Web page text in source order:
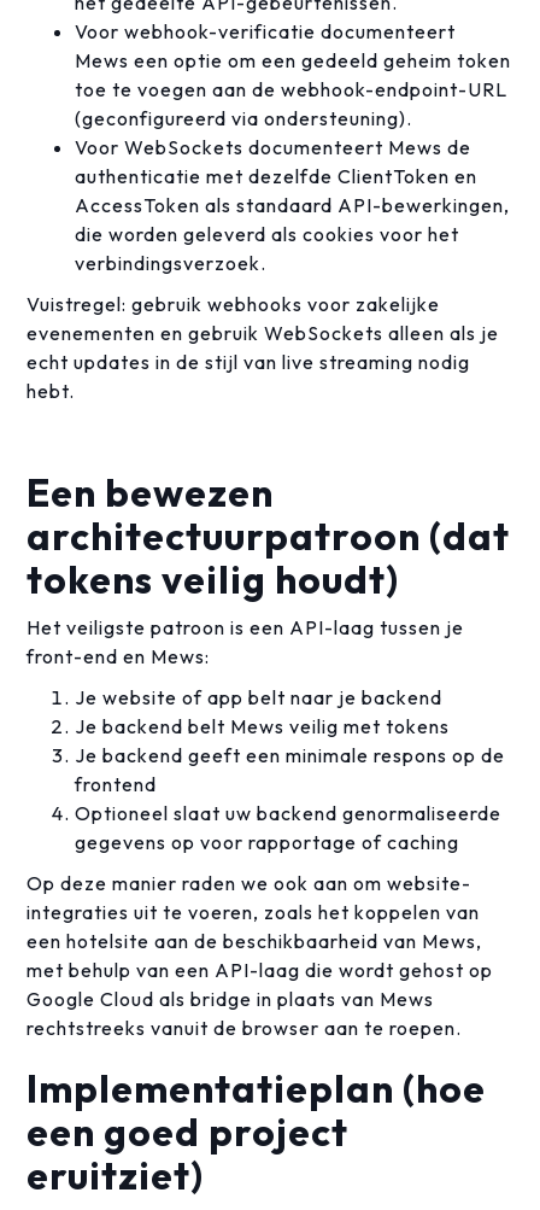
Voor webhook-verificatie documenteert
Mews een optie om een gedeeld geheim token
toe te voegen aan de webhook-endpoint-URL
(geconfigureerd via ondersteuning).
Voor WebSockets documenteert Mews de
authenticatie met dezelfde ClientToken en
AccessToken als standaard API-bewerkingen,
die worden geleverd als cookies voor het
verbindingsverzoek.
Vuistregel: gebruik webhooks voor zakelijke
evenementen en gebruik WebSockets alleen als je
echt updates in de stijl van live streaming nodig
hebt.
Een bewezen
architectuurpatroon (dat
tokens veilig houdt)
Het veiligste patroon is een API-laag tussen je
front-end en Mews:
Je website of app belt naar je backend
Je backend belt Mews veilig met tokens
Je backend geeft een minimale respons op de
frontend
Optioneel slaat uw backend genormaliseerde
gegevens op voor rapportage of caching
Op deze manier raden we ook aan om website-
integraties uit te voeren, zoals het koppelen van
een hotelsite aan de beschikbaarheid van Mews,
met behulp van een API-laag die wordt gehost op
Google Cloud als bridge in plaats van Mews
rechtstreeks vanuit de browser aan te roepen.
Implementatieplan (hoe
een goed project
eruitziet)